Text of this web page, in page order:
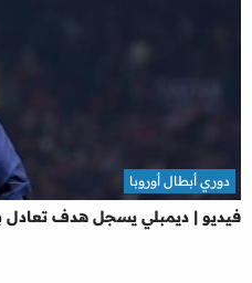
فيديو | ديمبلي يسجل هدف تعادل
دوري أبطال أوروبا